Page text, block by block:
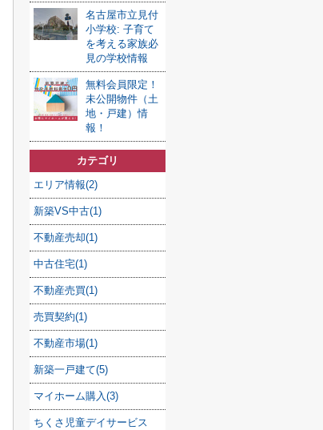
名古屋市立見付
小学校: 子育て
を考える家族必
見の学校情報
無料会員限定！
未公開物件（土
地・戸建）情
報！
カテゴリ
エリア情報(2)
新築VS中古(1)
不動産売却(1)
中古住宅(1)
不動産売買(1)
売買契約(1)
不動産市場(1)
新築一戸建て(5)
マイホーム購入(3)
ちくさ児童デイサービス